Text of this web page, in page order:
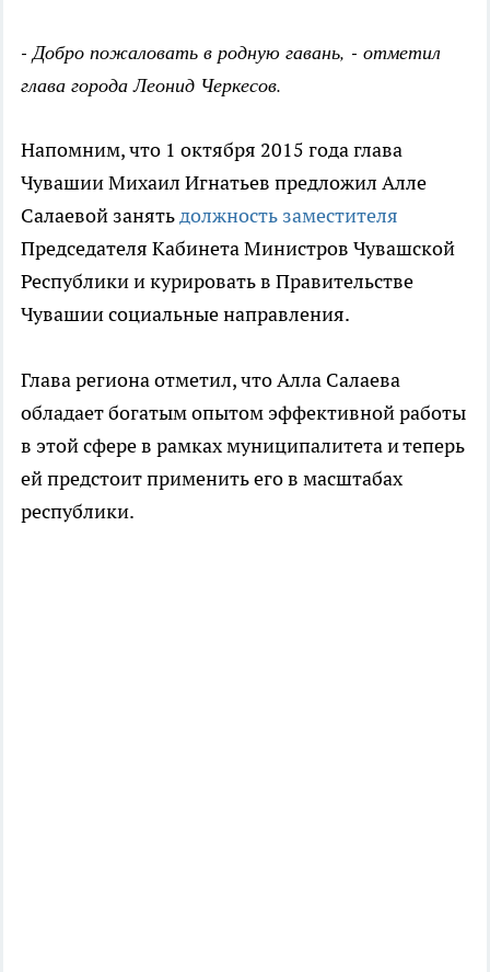
- Добро пожаловать в родную гавань, - отметил
глава города Леонид Черкесов.
Напомним, что 1 октября 2015 года глава
Чувашии Михаил Игнатьев предложил Алле
Салаевой занятьдолжность заместителя
Председателя Кабинета Министров Чувашской
Республики и курировать в Правительстве
Чувашии социальные направления.
Глава региона отметил, что Алла Салаева
обладает богатым опытом эффективной работы
в этой сфере в рамках муниципалитета и теперь
ей предстоит применить его в масштабах
республики.